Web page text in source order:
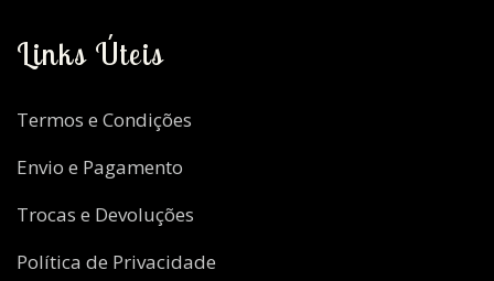
Links Úteis
Termos e Condições
Envio e Pagamento
Trocas e Devoluções
Política de Privacidade